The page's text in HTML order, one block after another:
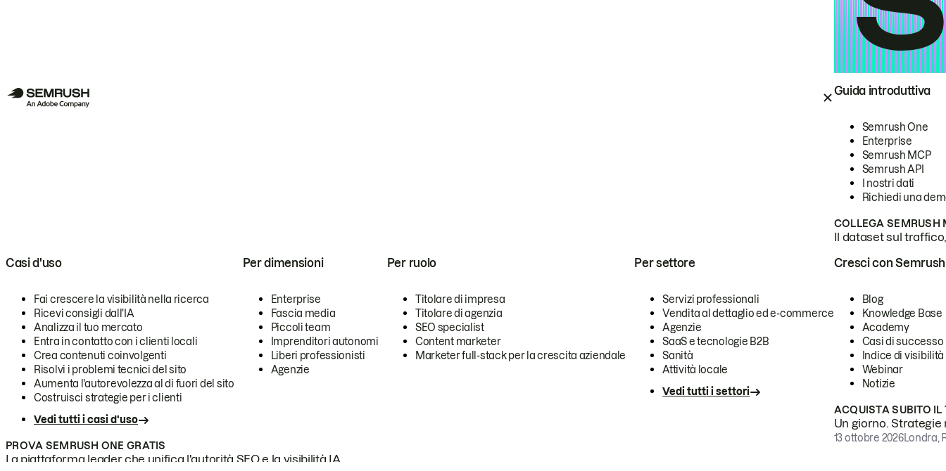
Guida introduttiva
Semrush One
Enterprise
Semrush MCP
Semrush API
I nostri dati
Richiedi una
COLLEGA SEMRUSH
Il dataset sul
Casi d'uso
Fai crescere la visibilità nella ricerca
Ricevi consigli dall'IA
Analizza il tuo mercato
Entra in contatto con i clienti locali
Crea contenuti coinvolgenti
Risolvi i problemi tecnici del sito
Aumenta l'autorevolezza al di fuori del sito
Costruisci strategie per i clienti
Vedi tutti i casi d'uso
Per dimensioni
Enterprise
Fascia media
Piccoli team
Imprenditori autonomi
Liberi professionisti
Agenzie
Per ruolo
Titolare di impresa
Titolare di agenzia
SEO specialist
Content marketer
Marketer full-stack per la crescita aziendale
Per settore
Servizi professionali
Vendita al dettaglio ed e-commerce
Agenzie
SaaS e tecnologie B2B
Sanità
Attività locale
Vedi tutti i settori
PROVA SEMRUSH ONE GRATIS
La piattaforma leader che unifica l'autorità SEO e la visibilità IA.
Cresci con Semrush
Blog
Knowledge Base
Academy
Casi di successo
Indice di visibilità
Webinar
Notizie
ACQUISTA SUBITO IL
Un giorno.
13 ottobre 2026Londra,